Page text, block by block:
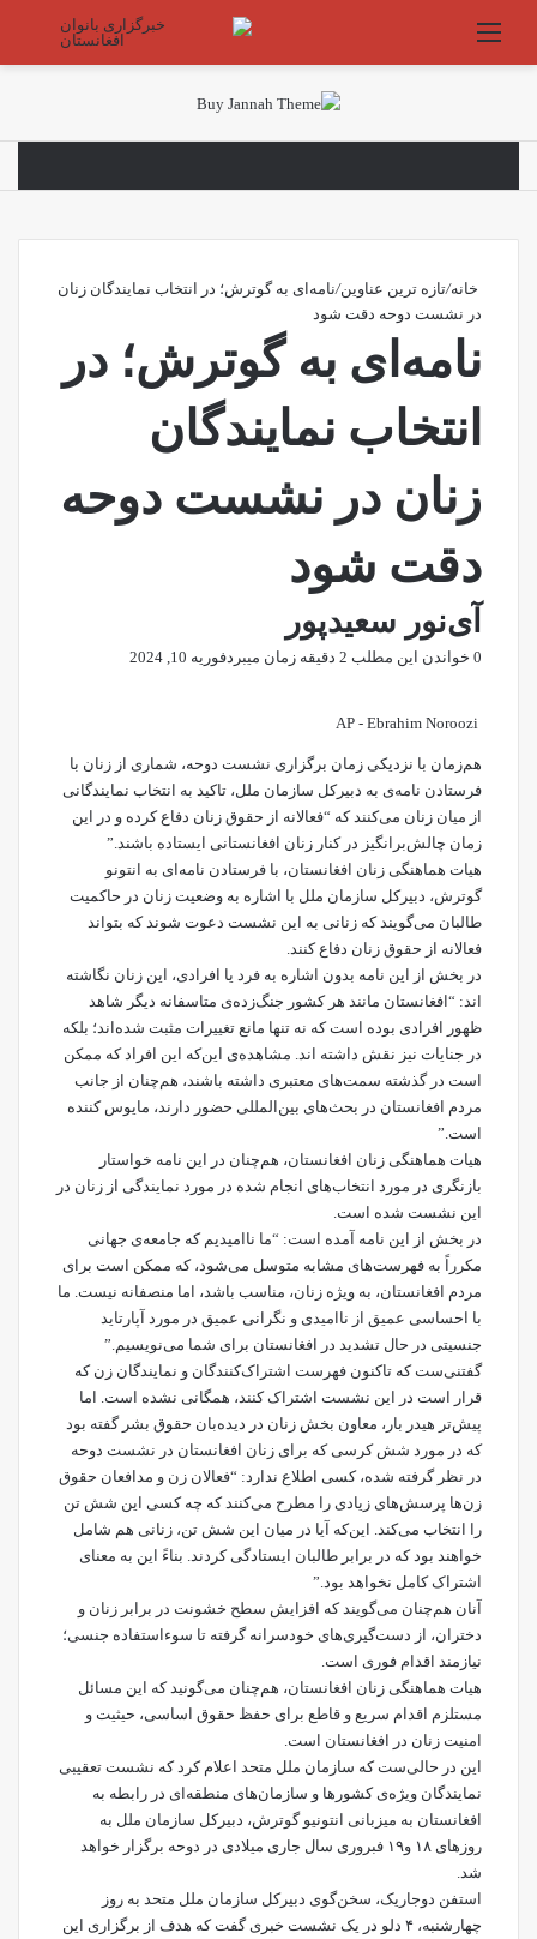
منو
خانه/تازه ترین عناوین/نامه‌ای به گوترش؛ در انتخاب نمایندگان زنان
در نشست دوحه دقت شود
نامه‌ای به گوترش؛ در
انتخاب نمایندگان
زنان در نشست دوحه
دقت شود
آی‌نور سعیدپور
فوریه 10, 2024 0 خواندن این مطلب 2 دقیقه زمان میبرد
هم‌زمان با نزدیکی زمان برگزاری نشست دوحه، شماری از زنان با
فرستادن نامه‌ی به دبیرکل سازمان ملل، تاکید به انتخاب نمایندگانی
از میان زنان می‌کنند که “فعالانه از حقوق زنان دفاع کرده و در این
زمان‌ چالش‌برانگیز در کنار زنان افغانستانی ایستاده باشند.”
هیات هماهنگی زنان افغانستان، با فرستادن نامه‌ای به انتونو
گوترش، دبیرکل سازمان ملل با اشاره به وضعیت زنان در حاکمیت
طالبان می‌گویند که زنانی به این نشست دعوت شوند که بتواند
فعالانه از حقوق زنان دفاع کنند.
در بخش از این نامه بدون اشاره به فرد یا افرادی، این زنان نگاشته
اند: “افغانستان مانند هر کشور جنگ‌زده‌ی متاسفانه دیگر شاهد
ظهور افرادی بوده است که نه تنها مانع تغییرات مثبت شده‌اند؛ بلکه
در جنایات نیز نقش داشته اند. مشاهده‌ی این‌که این افراد که ممکن
است در گذشته سمت‌های معتبری داشته باشند، هم‌چنان از جانب
مردم افغانستان در بحث‌های بین‌المللی حضور دارند، مایوس کننده
است.”
هیات هماهنگی زنان افغانستان، هم‌چنان در این نامه خواستار
بازنگری در مورد انتخاب‌های انجام شده در مورد نمایندگی از زنان در
این نشست شده است.
در بخش از این نامه آمده است: “ما ناامیدیم که جامعه‌ی جهانی
مکرراً به فهرست‌های مشابه متوسل می‌شود، که ممکن است برای
مردم افغانستان، به ویژه زنان، مناسب باشد، اما منصفانه نیست. ما
با احساسی عمیق از ناامیدی و نگرانی عمیق در مورد آپارتاید
جنسیتی در حال تشدید در افغانستان برای شما می‌نویسیم.”
گفتنی‌ست که تاکنون فهرست اشتراک‌کنندگان و نمایندگان زن که
قرار است در این نشست اشتراک کنند، همگانی نشده است. اما
پیش‌تر هیدر بار، معاون بخش زنان در دیده‌بان حقوق بشر گفته بود
که در مورد شش کرسی که برای زنان افغانستان در نشست دوحه
در نظر گرفته شده، کسی اطلاع ندارد: “فعالان زن و مدافعان حقوق
زن‌ها پرسش‌های زیادی را مطرح می‌کنند که چه کسی این شش تن
را انتخاب می‌کند. این‌که آیا در میان این شش تن، زنانی هم شامل
خواهند بود که در برابر طالبان ایستادگی کردند. بناءً این به معنای
اشتراک کامل نخواهد بود.”
آنان هم‌چنان می‌گویند که افزایش سطح خشونت در برابر زنان و
دختران، از دست‌گیری‌های خودسرانه گرفته تا سوءاستفاده جنسی؛
نیازمند اقدام فوری است.
هیات هماهنگی زنان افغانستان، هم‌چنان می‌گونید که این مسائل
مستلزم اقدام سریع و قاطع برای حفظ حقوق اساسی، حیثیت و
امنیت زنان در افغانستان است.
این در حالی‌ست که سازمان ملل متحد اعلام کرد که نشست تعقیبی
نمایندگان ویژه‌ی کشورها و سازمان‌های منطقه‌ای در رابطه به
افغانستان به میزبانی انتونیو گوترش، دبیرکل سازمان ملل به
روزهای ۱۸ و۱۹ فبروری سال جاری میلادی در دوحه برگزار خواهد
شد.
استفن دوجاریک، سخن‌گوی دبیرکل سازمان ملل متحد به روز
چهارشنبه، ۴ دلو در یک نشست خبری گفت که هدف از برگزاری این